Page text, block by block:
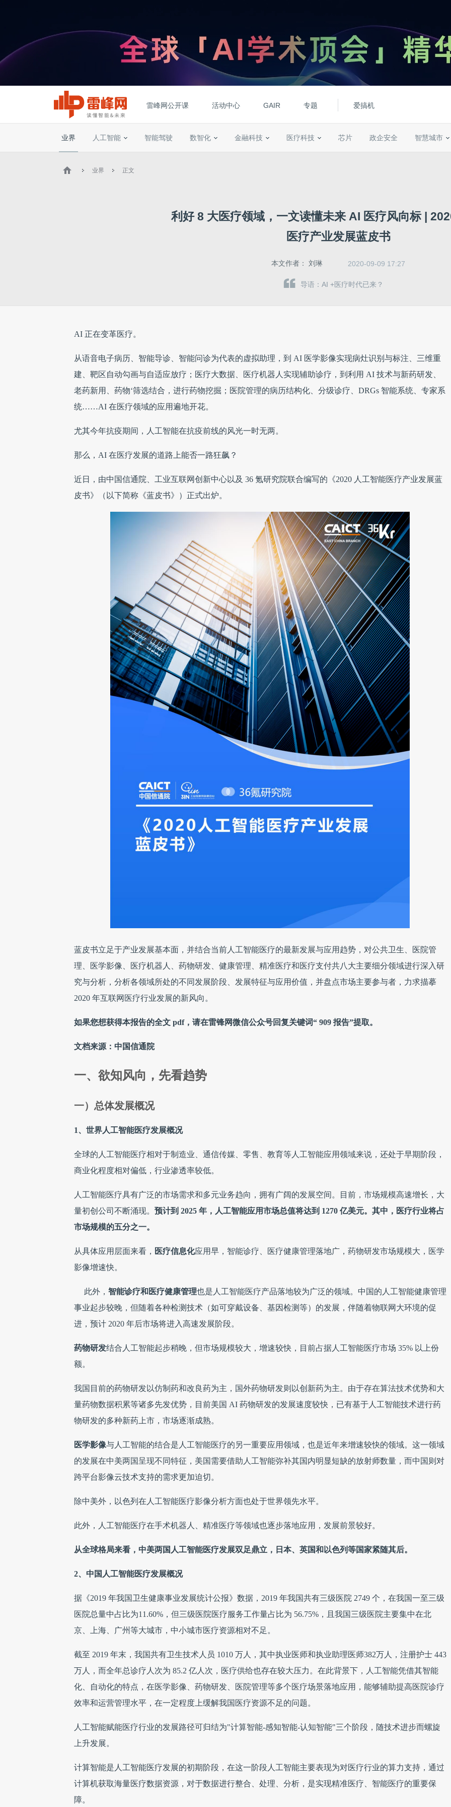
雷峰网公开课 活动中心 GAIR 专题 爱搞机
业界 人工智能 智能驾驶 数智化 金融科技 医疗科技 芯片 政企安全 智慧城市
业界 正文
利好 8 大医疗领域，一文读懂未来 AI 医疗风向标 |
医疗产业发展蓝皮书
本文作者： 刘琳 2020-09-09 17:27
导语：AI +医疗时代已来？
AI 正在变革医疗。
从语音电子病历、智能导诊、智能问诊为代表的虚拟助理，到 AI 医学影像实现病灶识别与标注、三维重
建、靶区自动勾画与自适应放疗；医疗大数据、医疗机器人实现辅助诊疗，到利用 AI 技术与新药研发、
老药新用、药物‘筛选结合，进行药物挖掘；医院管理的病历结构化、分级诊疗、DRGs 智能系统、专家系
统……AI 在医疗领域的应用遍地开花。
尤其今年抗疫期间，人工智能在抗疫前线的风光一时无两。
那么，AI 在医疗发展的道路上能否一路狂飙？
近日，由中国信通院、工业互联网创新中心以及 36 氪研究院联合编写的《2020 人工智能医疗产业发展蓝
皮书》（以下简称《蓝皮书》）正式出炉。
蓝皮书立足于产业发展基本面，并结合当前人工智能医疗的最新发展与应用趋势，对公共卫生、医院管
理、医学影像、医疗机器人、药物研发、健康管理、精准医疗和医疗支付共八大主要细分领域进行深入研
究与分析，分析各领域所处的不同发展阶段、发展特征与应用价值，并盘点市场主要参与者，力求描摹
2020 年互联网医疗行业发展的新风向。
如果您想获得本报告的全文 pdf，请在雷锋网微信公众号回复关键词“ 909 报告”提取。
文档来源：中国信通院
一、欲知风向，先看趋势
一）总体发展概况
1、世界人工智能医疗发展概况
全球的人工智能医疗相对于制造业、通信传媒、零售、教育等人工智能应用领域来说，还处于早期阶段，
商业化程度相对偏低，行业渗透率较低。
人工智能医疗具有广泛的市场需求和多元业务趋向，拥有广阔的发展空间。目前，市场规模高速增长，大
量初创公司不断涌现。 预计到 2025 年，人工智能应用市场总值将达到 1270 亿美元。其中，医疗行业将占
市场规模的五分之一。
从具体应用层面来看， 医疗信息化应用早，智能诊疗、医疗健康管理落地广，药物研发市场规模大，医学
影像增速快。
此外， 智能诊疗和医疗健康管理也是人工智能医疗产品落地较为广泛的领域。中国的人工智能健康管理
事业起步较晚，但随着各种检测技术（如可穿戴设备、基因检测等）的发展，伴随着物联网大环境的促
进，预计 2020 年后市场将进入高速发展阶段。
药物研发结合人工智能起步稍晚，但市场规模较大，增速较快，目前占据人工智能医疗市场 35% 以上份
额。
我国目前的药物研发以仿制药和改良药为主，国外药物研发则以创新药为主。由于存在算法技术优势和大
量药物数据积累等诸多先发优势，目前美国 AI 药物研发的发展速度较快，已有基于人工智能技术进行药
物研发的多种新药上市，市场逐渐成熟。
医学影像与人工智能的结合是人工智能医疗的另一重要应用领域，也是近年来增速较快的领域。这一领域
的发展在中美两国呈现不同特征，美国需要借助人工智能弥补其国内明显短缺的放射师数量，而中国则对
跨平台影像云技术支持的需求更加迫切。
除中美外，以色列在人工智能医疗影像分析方面也处于世界领先水平。
此外，人工智能医疗在手术机器人、精准医疗等领域也逐步落地应用，发展前景较好。
从全球格局来看，中美两国人工智能医疗发展双足鼎立，日本、英国和以色列等国家紧随其后。
2、 中国人工智能医疗发展概况
据《2019 年我国卫生健康事业发展统计公报》数据，2019 年我国共有三级医院 2749 个，在我国一至三级
医院总量中占比为11.60%，但三级医院医疗服务工作量占比为 56.75%，且我国三级医院主要集中在北
京、上海、广州等大城市，中小城市医疗资源相对不足。
截至 2019 年末，我国共有卫生技术人员 1010 万人，其中执业医师和执业助理医师382万人，注册护士 443
万人，而全年总诊疗人次为 85.2 亿人次，医疗供给也存在较大压力。在此背景下，人工智能凭借其智能
化、自动化的特点，在医学影像、药物研发、医院管理等多个医疗场景落地应用，能够辅助提高医院诊疗
效率和运营管理水平，在一定程度上缓解我国医疗资源不足的问题。
人工智能赋能医疗行业的发展路径可归结为"计算智能-感知智能-认知智能"三个阶段，随技术进步而螺旋
上升发展。
计算智能是人工智能医疗发展的初期阶段，在这一阶段人工智能主要表现为对医疗行业的算力支持，通过
计算机获取海量医疗数据资源，对于数据进行整合、处理、分析，是实现精准医疗、智能医疗的重要保
障。